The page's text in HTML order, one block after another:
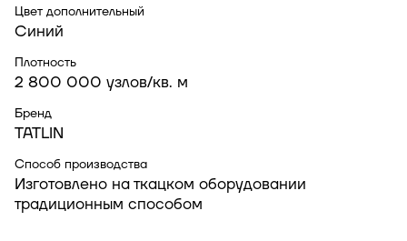
Цвет дополнительный
Синий
Плотность
2 800 000 узлов/кв. м
Бренд
TATLIN
Способ производства
Изготовлено на ткацком оборудовании
традиционным способом